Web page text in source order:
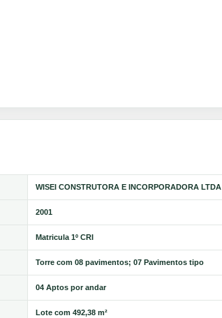
WISEI CONSTRUTORA E INCORPORADORA LTDA
2001
Matricula 1º CRI
Torre com 08 pavimentos; 07 Pavimentos tipo
04 Aptos por andar
Lote com 492,38 m²